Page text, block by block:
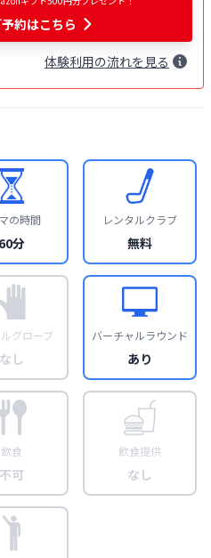
約はこちら
体験利用の流れを見る
の時間
60分
レンタルクラブ
無料
グローブ
なし
バーチャルラウンド
あり
飲食
不可
飲食提供
なし